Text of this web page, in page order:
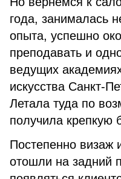
года, занималась
опыта, успешно
преподавать и
ведущих
искусства Санкт-
Летала туда по
получила крепкую
Постепенно визаж
отошли на задний